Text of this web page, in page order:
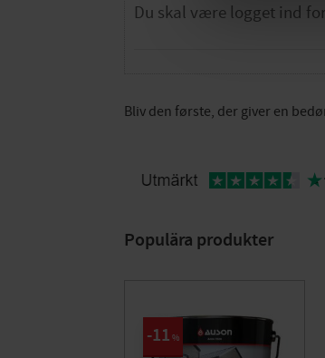
Bliv den første, der giver en
Populära produkter
11 %